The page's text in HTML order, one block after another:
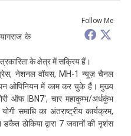
Follow Me
के
के क्षेत्र में सक्रिय हैं।
नेशनल वॉयस, MH-1 न्यूज़ चैनल
ओपिनियन में काम कर चुके हैं। मुख्य
ऑफ IBN7', चार महाकुम्भ/अर्धकुंभ
समाधि का अंतराष्ट्रीय कार्यक्रम,
ठोकिया द्वारा 7 जवानों की नृशंस